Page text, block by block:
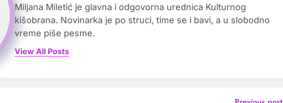
Miljana Miletić je glavna i odgovorna urednica Kulturnog
kišobrana. Novinarka je po struci, time se i bavi, a u slobodno
vreme piše pesme.
View All Posts